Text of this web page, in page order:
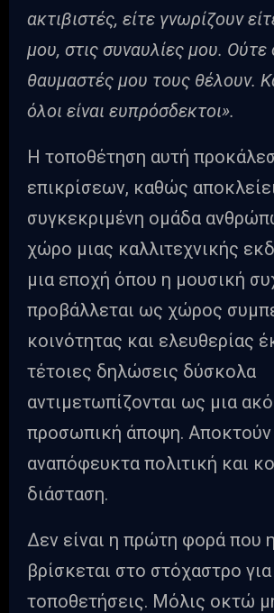
ακτιβιστές, είτε γνωρίζουν
μου, στις συναυλίες μου. Ούτε
θαυμαστές μου τους θέλουν.
όλοι είναι ευπρόσδεκτοι».
Η τοποθέτηση αυτή
επικρίσεων, καθώς
συγκεκριμένη ομάδα
χώρο μιας καλλιτεχνικής
μια εποχή όπου η μουσική
προβάλλεται ως χώρος
κοινότητας και ελευθερίας
τέτοιες δηλώσεις δύσκολα
αντιμετωπίζονται ως μια
προσωπική άποψη. Αποκτούν
αναπόφευκτα πολιτική και
διάσταση.
Δεν είναι η πρώτη φορά που
βρίσκεται στο στόχαστρο
τοποθετήσεις. Μόλις οκτώ